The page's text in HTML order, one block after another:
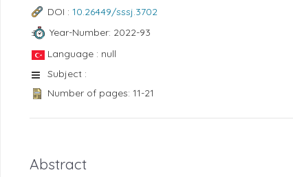
DOI : 10.26449/sssj.3702
Year-Number: 2022-93
Language : null
Subject :
Number of pages: 11-21
Abstract